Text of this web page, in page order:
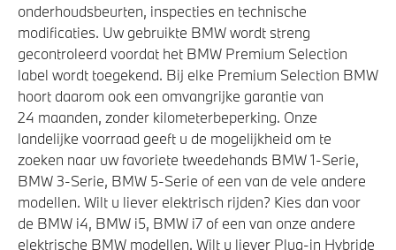
onderhoudsbeurten, inspecties en technische
modificaties. Uw gebruikte BMW wordt streng
gecontroleerd voordat het BMW Premium Selection
label wordt toegekend. Bij elke Premium Selection BMW
hoort daarom ook een omvangrijke garantie van
24 maanden, zonder kilometerbeperking. Onze
landelijke voorraad geeft u de mogelijkheid om te
zoeken naar uw favoriete tweedehands BMW 1-Serie,
BMW 3-Serie, BMW 5-Serie of een van de vele andere
modellen. Wilt u liever elektrisch rijden? Kies dan voor
de BMW i4, BMW i5, BMW i7 of een van onze andere
elektrische BMW modellen. Wilt u liever Plug-in Hybride